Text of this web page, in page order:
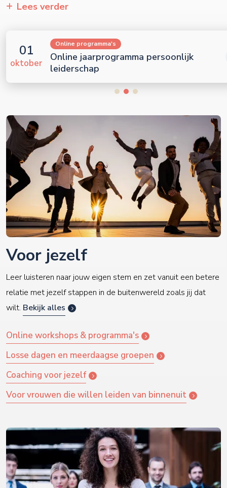
Lees verder
01
oktober
Online programma's
Online jaarprogramma persoonlijk
leiderschap
Voor jezelf
Leer luisteren naar jouw eigen stem en zet vanuit een betere
relatie met jezelf stappen in de buitenwereld zoals jij dat
wilt. Bekijk alles
Online workshops & programma's
Losse dagen en meerdaagse groepen
Coaching voor jezelf
Voor vrouwen die willen leiden van binnenuit